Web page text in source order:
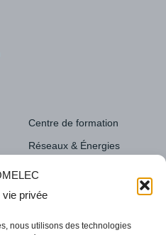
vie privée
nous utilisons des technologies
Centre de formation
Réseaux & Énergies